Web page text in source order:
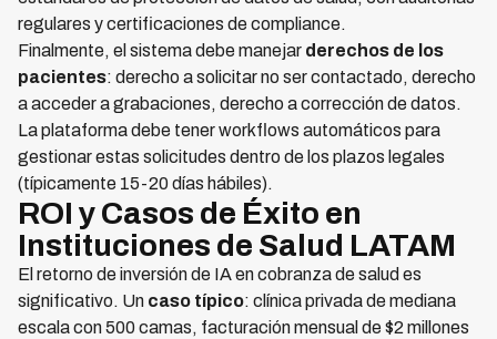
regulares y certificaciones de compliance.
Finalmente, el sistema debe manejar derechos de los
pacientes: derecho a solicitar no ser contactado, derecho
a acceder a grabaciones, derecho a corrección de datos.
La plataforma debe tener workflows automáticos para
gestionar estas solicitudes dentro de los plazos legales
(típicamente 15-20 días hábiles).
ROI y Casos de Éxito en
Instituciones de Salud LATAM
El retorno de inversión de IA en cobranza de salud es
significativo. Un caso típico: clínica privada de mediana
escala con 500 camas, facturación mensual de $2 millones